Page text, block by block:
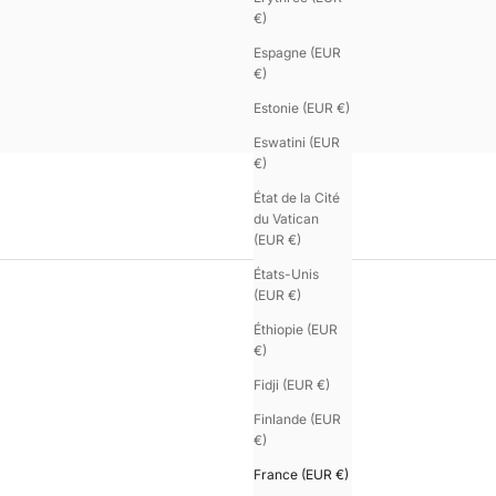
€)
Espagne (EUR
€)
Estonie (EUR €)
Eswatini (EUR
€)
État de la Cité
du Vatican
(EUR €)
États-Unis
(EUR €)
Éthiopie (EUR
€)
Fidji (EUR €)
Finlande (EUR
€)
France (EUR €)